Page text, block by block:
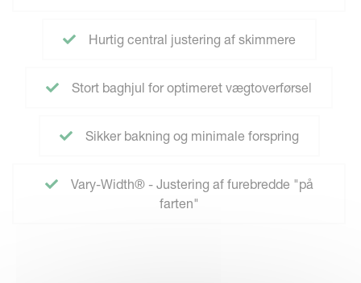
Hurtig central justering af skimmere
Stort baghjul for optimeret vægtoverførsel
Sikker bakning og minimale forspring
Vary-Width® - Justering af furebredde "på
farten"